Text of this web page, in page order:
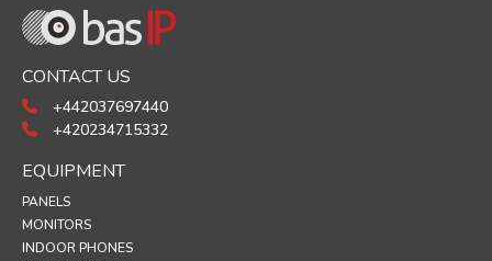
CONTACT US
+442037697440
+420234715332
EQUIPMENT
PANELS
MONITORS
INDOOR PHONES